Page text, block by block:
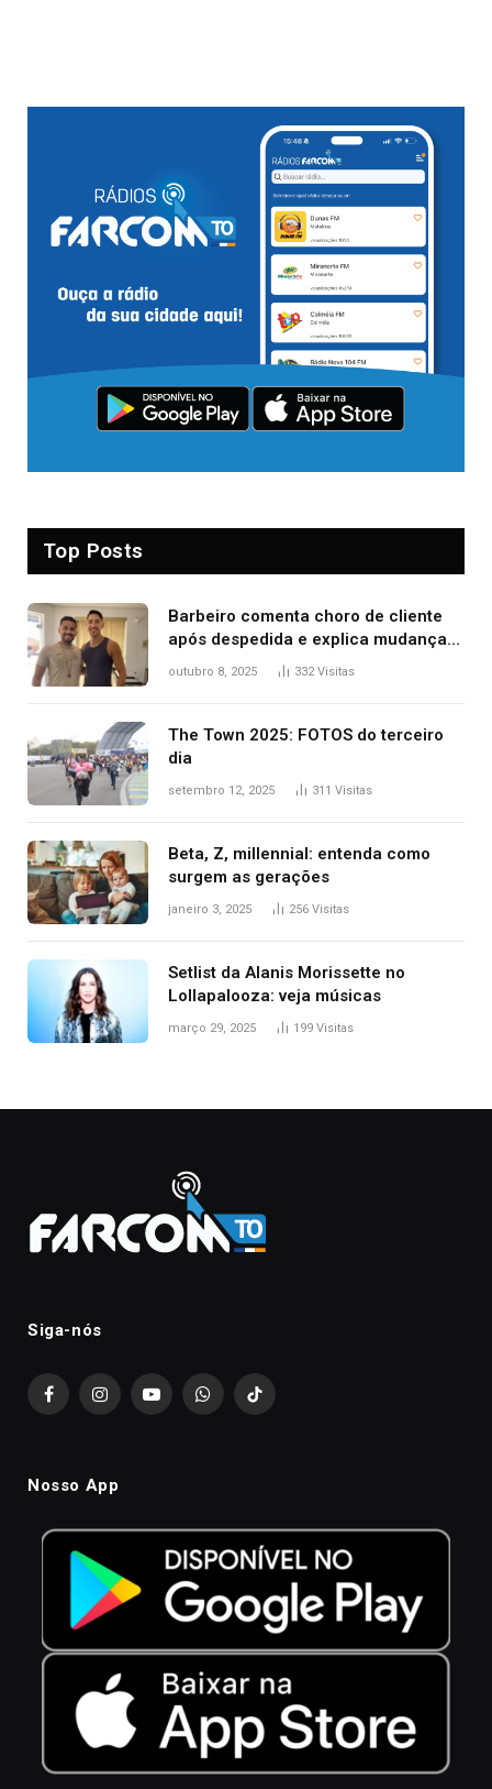
Top Posts
Barbeiro comenta choro de cliente
após despedida e explica mudança
para o TO: ‘Não esperava atingir
outubro 8, 2025 332Visitas
The Town 2025: FOTOS do terceiro
dia
setembro 12, 2025 311 Visitas
Beta, Z, millennial: entenda como
surgem as gerações
janeiro 3, 2025 256 Visitas
Setlist da Alanis Morissette no
Lollapalooza: veja músicas
março 29, 2025 199 Visitas
Siga-nós
FacebookInstagramYouTubeWhatsAppTikTok
Nosso App